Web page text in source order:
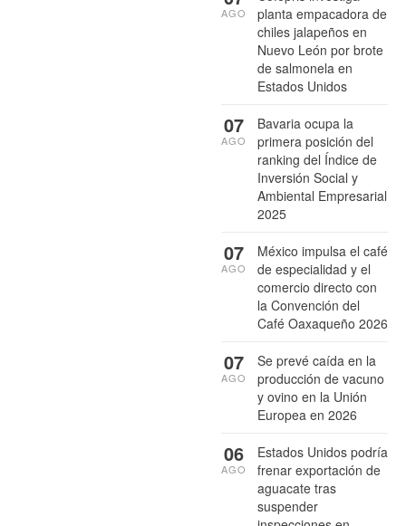
planta empacadora de
chiles jalapeños en
Nuevo León por brote
de salmonela en
Estados Unidos
AGO
Bavaria ocupa la
primera posición del
ranking del Índice de
Inversión Social y
Ambiental Empresarial
2025
07
AGO
México impulsa el café
de especialidad y el
comercio directo con
la Convención del
Café Oaxaqueño 2026
07
AGO
Se prevé caída en la
producción de vacuno
y ovino en la Unión
Europea en 2026
07
AGO
Estados Unidos podría
frenar exportación de
aguacate tras
suspender
06
AGO